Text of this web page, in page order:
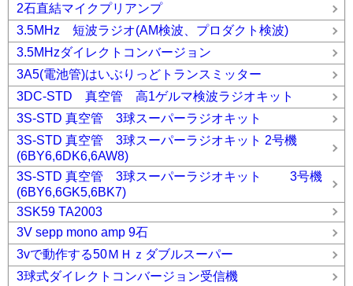
2石直結マイクプリアンプ
3.5MHz 短波ラジオ(AM検波、プロダクト検波)
3.5MHzダイレクトコンバージョン
3A5(電池管)はいぶりっどトランスミッター
3DC-STD 真空管 高1ゲルマ検波ラジオキット
3S-STD 真空管 3球スーパーラジオキット
3S-STD 真空管 3球スーパーラジオキット 2号機
(6BY6,6DK6,6AW8)
3S-STD 真空管 3球スーパーラジオキット 3号機
(6BY6,6GK5,6BK7)
3SK59 TA2003
3V sepp mono amp 9石
3vで動作する50ＭＨｚダブルスーパー
3球式ダイレクトコンバージョン受信機